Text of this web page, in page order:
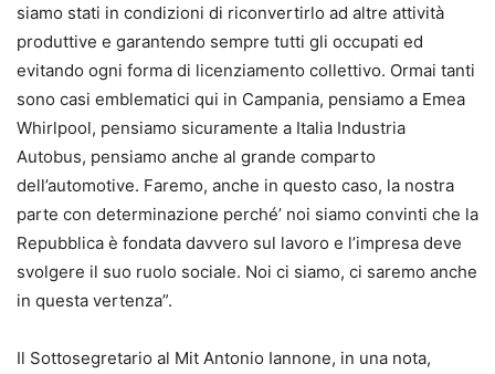
siamo stati in condizioni di riconvertirlo ad altre attività
produttive e garantendo sempre tutti gli occupati ed
evitando ogni forma di licenziamento collettivo. Ormai tanti
sono casi emblematici qui in Campania, pensiamo a Emea
Whirlpool, pensiamo sicuramente a Italia Industria
Autobus, pensiamo anche al grande comparto
dell’automotive. Faremo, anche in questo caso, la nostra
parte con determinazione perché’ noi siamo convinti che la
Repubblica è fondata davvero sul lavoro e l’impresa deve
svolgere il suo ruolo sociale. Noi ci siamo, ci saremo anche
in questa vertenza”.
Il Sottosegretario al Mit Antonio Iannone, in una nota,